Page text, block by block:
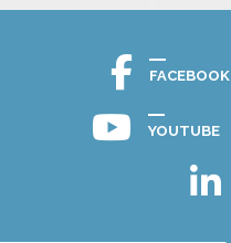
FACEBOOK
YOUTUBE